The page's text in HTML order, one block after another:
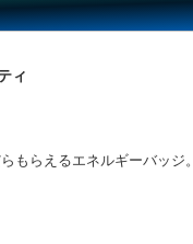
ィ
もらえるエネルギーバッジ。